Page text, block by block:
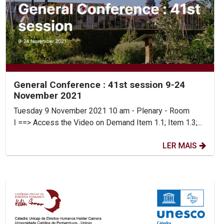
General Conference : 41st session 9-24
November 2021
Tuesday 9 November 2021 10 am - Plenary - Room
I ==> Access the Video on Demand Item 1.1; Item 1.3;...
LER MAIS